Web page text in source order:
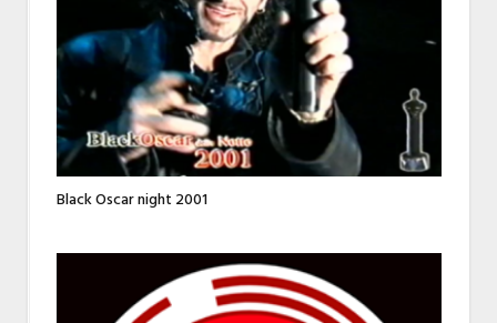
Black Oscar night 2001